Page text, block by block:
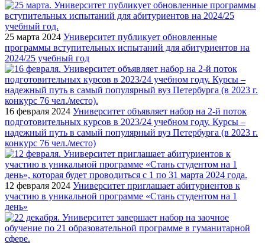
25 марта 2024 Университет публикует обновленные
программы вступительных испытаний для абитуриентов на
2024/25 учебный год
16 февраля 2024 Университет объявляет набор на 2-й поток
подготовительных курсов в 2023/24 учебном году. Курсы –
надежный путь в самый популярный вуз Петербурга (в 2023 г.
конкурс 76 чел./место)
12 февраля 2024 Университет приглашает абитуриентов к
участию в уникальной программе «Стань студентом на 1
день»